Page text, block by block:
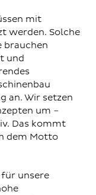
mit
werden. Solche
brauchen
und
an. Wir setzen
um –
Das kommt
dem Motto
unsere